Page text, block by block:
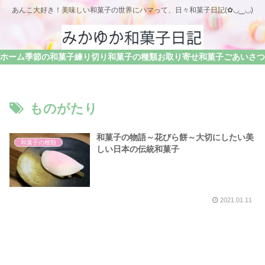
あんこ大好き！美味しい和菓子の世界にハマって、日々和菓子日記(✿◡‿◡)
ホーム季節の和菓子練り切り和菓子の種類お取り寄せ和菓子
ものがたり
和菓子の種類
和菓子の物語～花びら餅～大切にしたい美
しい日本の伝統和菓子
2021.01.11